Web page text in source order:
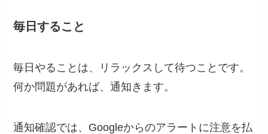
毎日すること
毎日やることは、リラックスして待つことです。
何か問題があれば、通知きます。
通知確認では、Googleからのアラートに注意を払